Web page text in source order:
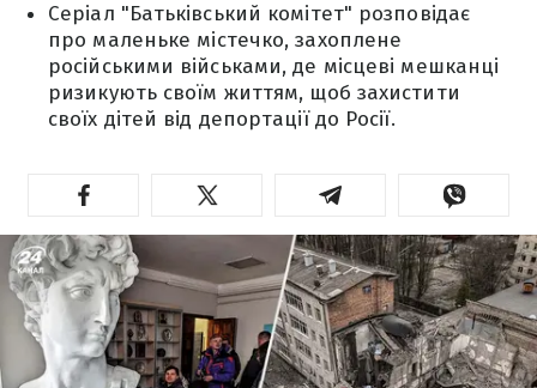
Серіал "Батьківський комітет" розповідає
про маленьке містечко, захоплене
російськими військами, де місцеві мешканці
ризикують своїм життям, щоб захистити
своїх дітей від депортації до Росії.